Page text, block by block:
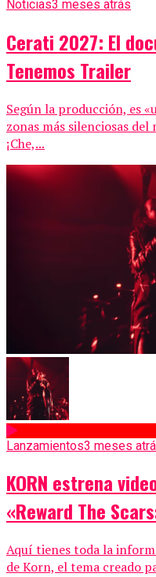
Noticias3 meses atrás
Cerati 2027: El
Tenemos Trailer
Según la producción, es
zonas más silenciosas del
¡Che,...
Lanzamientos3 meses
KORN estrena
«Reward The
Aquí tienes toda la
de Korn, el tema creado